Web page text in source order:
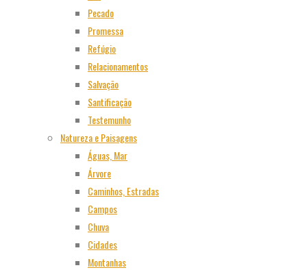
Pecado
Promessa
Refúgio
Relacionamentos
Salvação
Santificação
Testemunho
Natureza e Paisagens
Águas, Mar
Árvore
Caminhos, Estradas
Campos
Chuva
Cidades
Montanhas